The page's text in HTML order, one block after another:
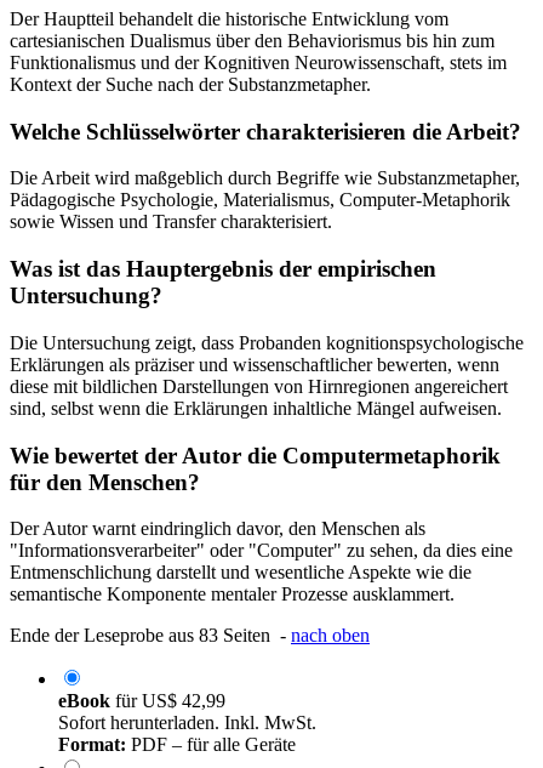
Der Hauptteil behandelt die historische Entwicklung vom
cartesianischen Dualismus über den Behaviorismus bis hin zum
Funktionalismus und der Kognitiven Neurowissenschaft, stets im
Kontext der Suche nach der Substanzmetapher.
Welche Schlüsselwörter charakterisieren die Arbeit?
Die Arbeit wird maßgeblich durch Begriffe wie Substanzmetapher,
Pädagogische Psychologie, Materialismus, Computer-Metaphorik
sowie Wissen und Transfer charakterisiert.
Was ist das Hauptergebnis der empirischen
Untersuchung?
Die Untersuchung zeigt, dass Probanden kognitionspsychologische
Erklärungen als präziser und wissenschaftlicher bewerten, wenn
diese mit bildlichen Darstellungen von Hirnregionen angereichert
sind, selbst wenn die Erklärungen inhaltliche Mängel aufweisen.
Wie bewertet der Autor die Computermetaphorik
für den Menschen?
Der Autor warnt eindringlich davor, den Menschen als
"Informationsverarbeiter" oder "Computer" zu sehen, da dies eine
Entmenschlichung darstellt und wesentliche Aspekte wie die
semantische Komponente mentaler Prozesse ausklammert.
Ende der Leseprobe aus 83 Seiten - nach oben
eBook fürUS$ 42,99
Sofort herunterladen. Inkl. MwSt.
Format: PDF – für alle Geräte